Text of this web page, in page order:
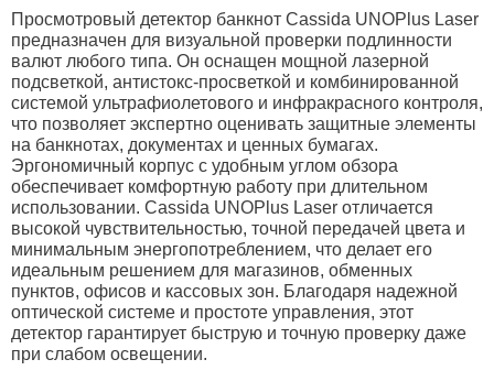
Просмотровый детектор банкнот Cassida UNOPlus Laser
предназначен для визуальной проверки подлинности
валют любого типа. Он оснащен мощной лазерной
подсветкой, антистокс-просветкой и комбинированной
системой ультрафиолетового и инфракрасного контроля,
что позволяет экспертно оценивать защитные элементы
на банкнотах, документах и ценных бумагах.
Эргономичный корпус с удобным углом обзора
обеспечивает комфортную работу при длительном
использовании. Cassida UNOPlus Laser отличается
высокой чувствительностью, точной передачей цвета и
минимальным энергопотреблением, что делает его
идеальным решением для магазинов, обменных
пунктов, офисов и кассовых зон. Благодаря надежной
оптической системе и простоте управления, этот
детектор гарантирует быструю и точную проверку даже
при слабом освещении.